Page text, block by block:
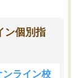
ン個別指
ンライン校